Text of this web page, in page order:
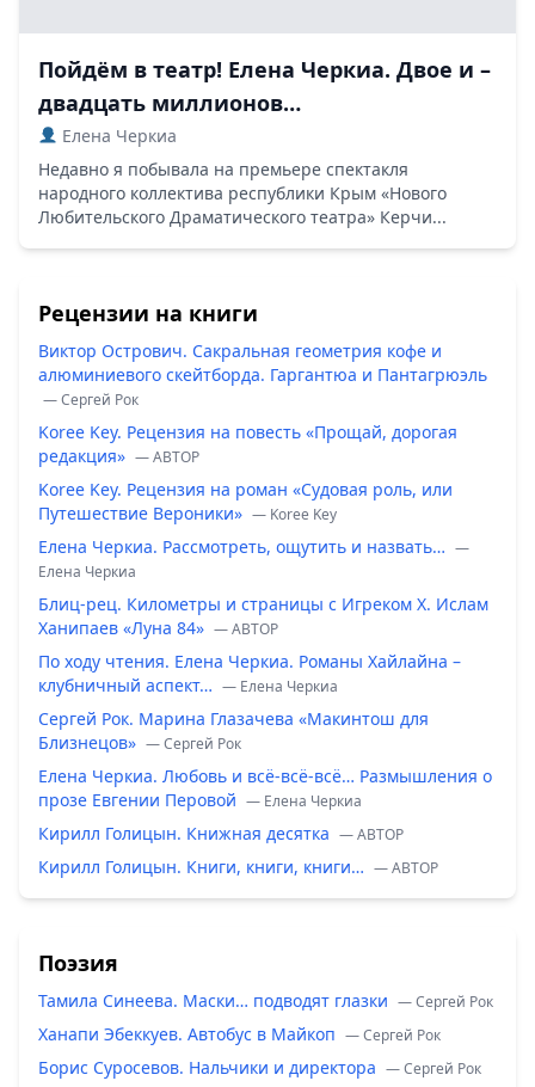
Пойдём в театр! Елена Черкиа. Двое и –
двадцать миллионов…
Елена Черкиа
Недавно я побывала на премьере спектакля
народного коллектива республики Крым «Нового
Любительского Драматического театра» Керчи...
Рецензии на книги
Виктор Острович. Сакральная геометрия кофе и
алюминиевого скейтборда. Гаргантюа и Пантагрюэль
— Сергей Рок
Koree Key. Рецензия на повесть «Прощай, дорогая
редакция» — ABTOP
Koree Key. Рецензия на роман «Судовая роль, или
Путешествие Вероники» — Koree Key
Елена Черкиа. Рассмотреть, ощутить и назвать… —
Елена Черкиа
Блиц-рец. Километры и страницы с Игреком Х. Ислам
Ханипаев «Луна 84» — ABTOP
По ходу чтения. Елена Черкиа. Романы Хайлайна –
клубничный аспект… — Елена Черкиа
Сергей Рок. Марина Глазачева «Макинтош для
Близнецов» — Сергей Рок
Елена Черкиа. Любовь и всё-всё-всё… Размышления о
прозе Евгении Перовой — Елена Черкиа
Кирилл Голицын. Книжная десятка — ABTOP
Кирилл Голицын. Книги, книги, книги… — ABTOP
Поэзия
Тамила Синеева. Маски… подводят глазки — Сергей Рок
Ханапи Эбеккуев. Автобус в Майкоп — Сергей Рок
Борис Суросевов. Нальчики и директора — Сергей Рок